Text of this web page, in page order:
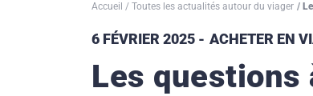
Accueil Toutes les actualités autour du viager
6 FÉVRIER 2025 ACHETER EN
Les questions